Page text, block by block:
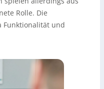
Rolle. Die
Funktionalität und